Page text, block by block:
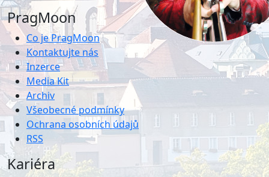
PragMoon
Co je PragMoon
Kontaktujte nás
Inzerce
Media Kit
Archiv
Všeobecné podmínky
Ochrana osobních údajů
RSS
Kariéra